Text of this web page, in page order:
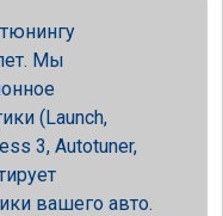
Мы
(Launch,
3, Autotuner,
вашего авто.